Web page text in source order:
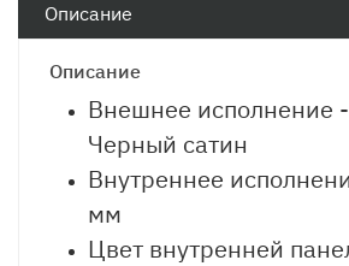
Описание
Описание
Внешнее исполнение
Черный сатин
Внутреннее
мм
Цвет внутренней